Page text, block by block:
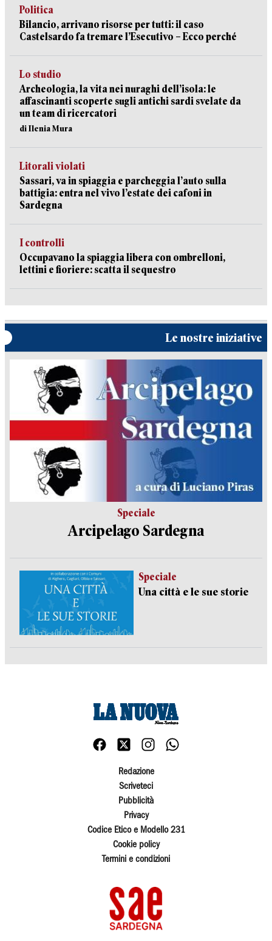
Politica
Bilancio, arrivano risorse per tutti: il caso
Castelsardo fa tremare l’Esecutivo – Ecco perché
Lo studio
Archeologia, la vita nei nuraghi dell’isola: le
affascinanti scoperte sugli antichi sardi svelate da
un team di ricercatori
di Ilenia Mura
Litorali violati
Sassari, va in spiaggia e parcheggia l’auto sulla
battigia: entra nel vivo l’estate dei cafoni in
Sardegna
I controlli
Occupavano la spiaggia libera con ombrelloni,
lettini e fioriere: scatta il sequestro
Le nostre iniziative
Speciale
Arcipelago Sardegna
Speciale
Una città e le sue storie
Redazione
Scriveteci
Pubblicità
Privacy
Codice Etico e Modello 231
Cookie policy
Termini e condizioni